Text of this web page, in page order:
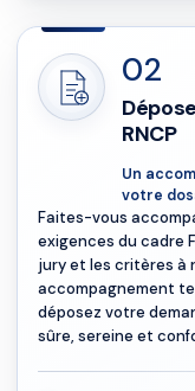
02
RNCP
Un
votre
Faites-vous
exigences du cadre
jury et les critères à
accompagnement
déposez votre
sûre, sereine et